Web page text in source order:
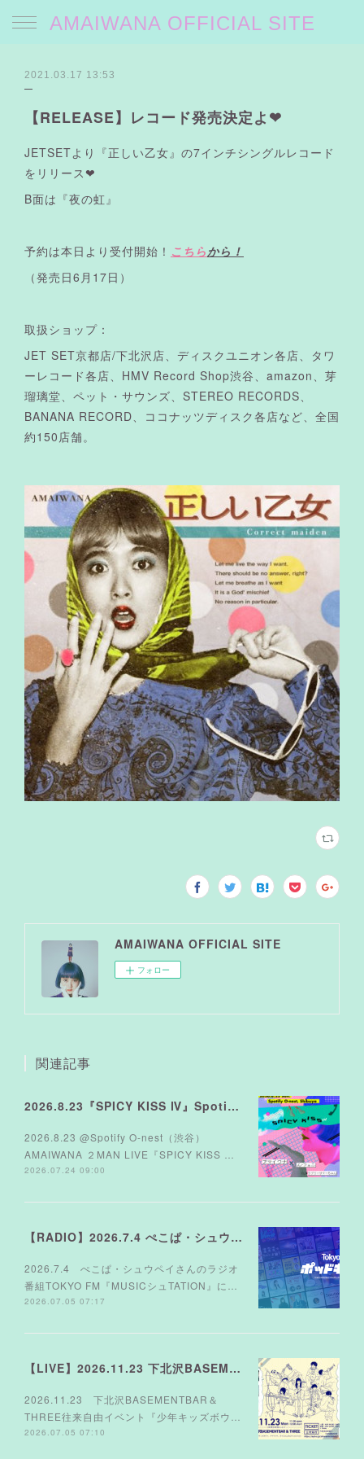
AMAIWANA OFFICIAL SITE
2021.03.17 13:53
【RELEASE】レコード発売決定よ❤︎
JETSETより『正しい乙女』の7インチシングルレコード
をリリース❤︎
B面は『夜の虹』
予約は本日より受付開始！ こちらから！
（発売日6月17日）
取扱ショップ：
JET SET京都店/下北沢店、ディスクユニオン各店、タワ
ーレコード各店、HMV Record Shop渋谷、amazon、芽
瑠璃堂、ペット・サウンズ、STEREO RECORDS、
BANANA RECORD、ココナッツディスク各店など、全国
約150店舗。
AMAIWANA OFFICIAL SITE
フォロー
関連記事
2026.8.23『SPICY KISS Ⅳ』Spotify O-nest
2026.8.23 @Spotify O-nest（渋谷）
AMAIWANA ２MAN LIVE『SPICY KISS …
2026.07.24 09:00
【RADIO】2026.7.4 ぺこぱ・シュウペイさんのラジオ TOKYO FM『MUSICシュTATION』
2026.7.4 ぺこぱ・シュウペイさんのラジオ
番組TOKYO FM『MUSICシュTATION』に…
2026.07.05 07:17
【LIVE】2026.11.23 下北沢BASEMENTBAR＆THREE
2026.11.23 下北沢BASEMENTBAR＆
THREE往来自由イベント『少年キッズボウ…
2026.07.05 07:10